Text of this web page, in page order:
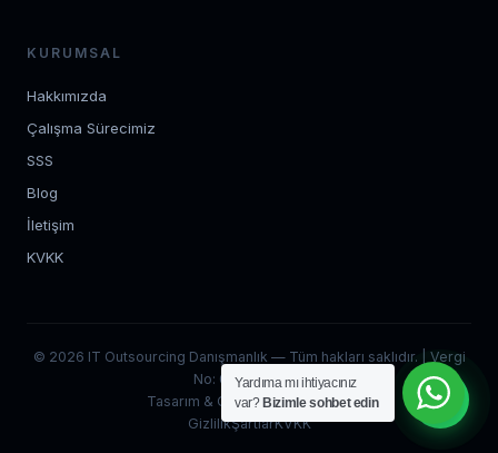
KURUMSAL
Hakkımızda
Çalışma Sürecimiz
SSS
Blog
İletişim
KVKK
© 2026 IT Outsourcing Danışmanlık — Tüm hakları saklıdır. | Vergi
No: 0012704520
Tasarım & Geliştirme:360 Soft
GizlilikŞartlarKVKK
Yardıma mı ihtiyacınız
var? Bizimle sohbet edin